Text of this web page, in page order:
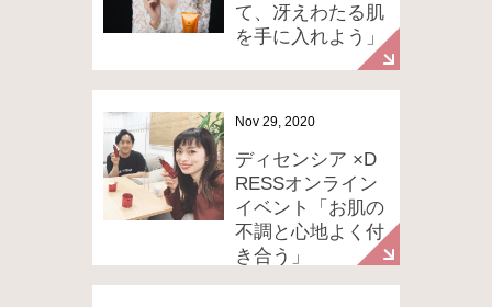
て、冴えわたる肌
を手に入れよう」
Nov 29, 2020
ディセンシア ×D
RESSオンライン
イベント「お肌の
不調と心地よく付
き合う」